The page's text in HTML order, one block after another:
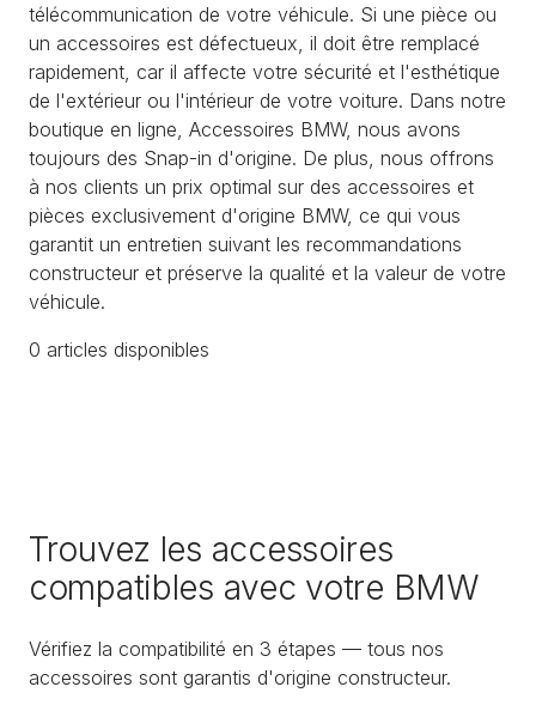
télécommunication de votre véhicule. Si une pièce ou
un accessoires est défectueux, il doit être remplacé
rapidement, car il affecte votre sécurité et l'esthétique
de l'extérieur ou l'intérieur de votre voiture. Dans notre
boutique en ligne, Accessoires BMW, nous avons
toujours des Snap-in d'origine. De plus, nous offrons
à nos clients un prix optimal sur des accessoires et
pièces exclusivement d'origine BMW, ce qui vous
garantit un entretien suivant les recommandations
constructeur et préserve la qualité et la valeur de votre
véhicule.
0 articles disponibles
Trouvez les accessoires
compatibles avec votre BMW
Vérifiez la compatibilité en 3 étapes — tous nos
accessoires sont garantis d'origine constructeur.